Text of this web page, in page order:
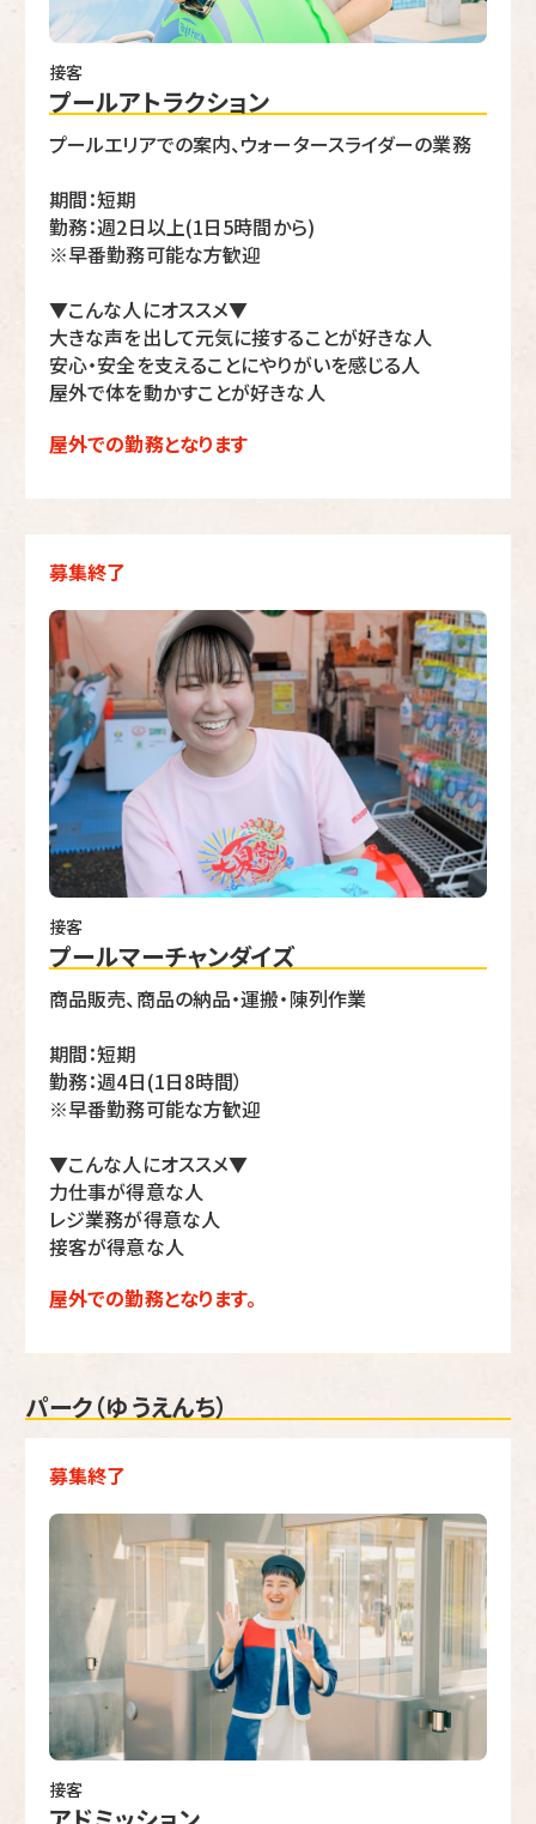
接客
プールアトラクション
プールエリアでの案内、ウォータースライダーの業務
期間：短期
勤務：週2日以上(1日5時間から)
※早番勤務可能な方歓迎
▼こんな人にオススメ▼
大きな声を出して元気に接することが好きな人
安心・安全を支えることにやりがいを感じる人
屋外で体を動かすことが好きな人
屋外での勤務となります
募集終了
接客
プールマーチャンダイズ
商品販売、商品の納品・運搬・陳列作業
期間：短期
勤務：週4日(1日8時間）
※早番勤務可能な方歓迎
▼こんな人にオススメ▼
力仕事が得意な人
レジ業務が得意な人
接客が得意な人
屋外での勤務となります。
パーク（ゆうえんち）
募集終了
接客